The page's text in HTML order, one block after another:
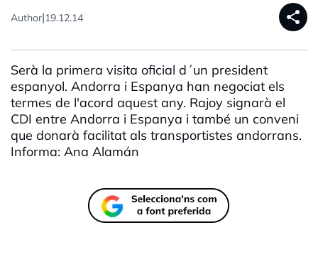
Author|19.12.14 share
Serà la primera visita oficial d´un president
espanyol. Andorra i Espanya han negociat els
termes de l'acord aquest any. Rajoy signarà el
CDI entre Andorra i Espanya i també un conveni
que donarà facilitat als transportistes andorrans.
Informa: Ana Alamán